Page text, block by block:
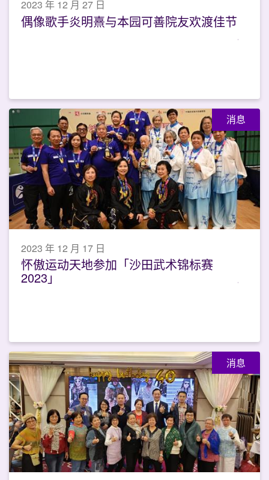
2023 年 12 月 27 日
偶像歌手炎明熹与本园可善院友欢渡佳节
消息
2023 年 12 月 17 日
怀傲运动天地参加「沙田武术锦标赛
2023」
消息